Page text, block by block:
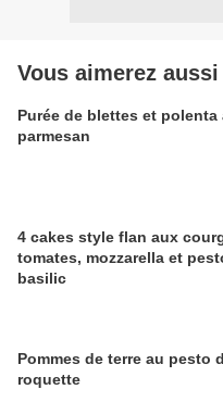
Vous aimerez aussi
Purée de blettes et polenta
parmesan
4 cakes style flan aux
tomates, mozzarella et
basilic
Pommes de terre au pesto
roquette